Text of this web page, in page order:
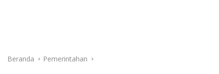
Beranda Pemerintahan